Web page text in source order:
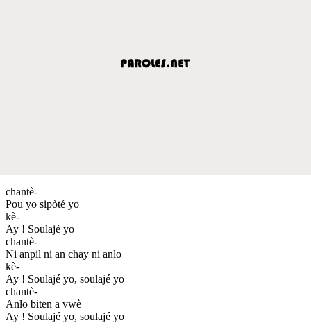
chantè-
Pou yo sipòté yo
kè-
Ay ! Soulajé yo
chantè-
Ni anpil ni an chay ni anlo
kè-
Ay ! Soulajé yo, soulajé yo
chantè-
Anlo biten a vwè
Ay ! Soulajé yo, soulajé yo